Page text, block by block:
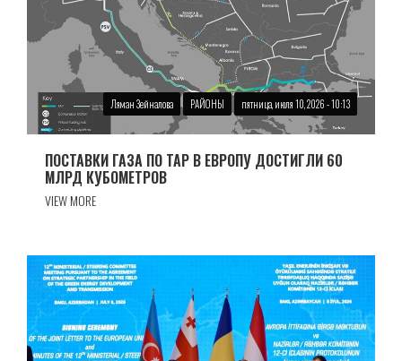
Ляман Зейналова РАЙОНЫ пятница, июля 10, 2026 - 10:13
ПОСТАВКИ ГАЗА ПО TAP В ЕВРОПУ ДОСТИГЛИ 60
МЛРД КУБОМЕТРОВ
VIEW MORE